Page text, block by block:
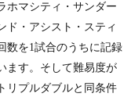
ホマシティ・サンダー
ド・アシスト・スティ
数を1試合のうちに記録
ます。そして難易度が
リプルダブルと同条件